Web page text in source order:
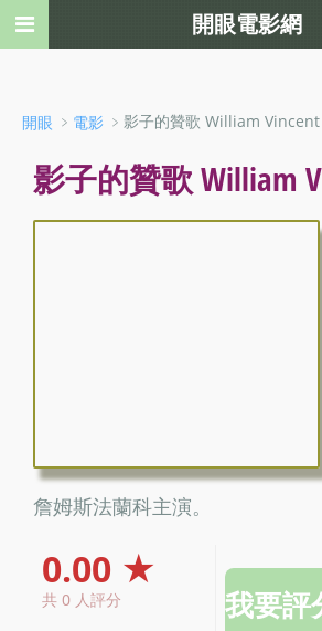
開眼 ﹥ 電影 ﹥影子的贊歌 William Vincent
影子的贊歌 William
詹姆斯法蘭科主演。
0.00 ★
共 0 人評分
開眼電影網